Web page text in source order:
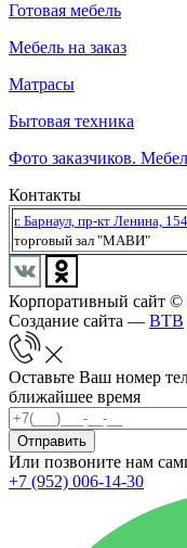
Готовая мебель
Мебель на заказ
Матрасы
Бытовая техника
Фото заказчиков.
Контакты
г. Барнаул, пр-кт Ленина,
торговый зал "МАВИ"
Корпоративный сайт ©
Создание сайта — BTB
Оставьте Ваш номер
ближайшее время
Отправить
Или позвоните нам
+7 (952) 006-14-30